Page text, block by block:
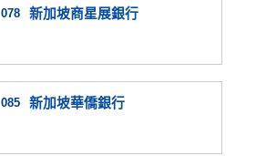
078 新加坡商星展銀行
085 新加坡華僑銀行